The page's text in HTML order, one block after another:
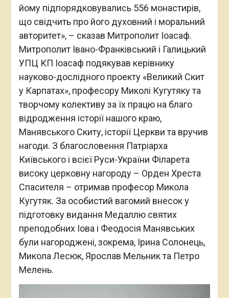
йому підпорядковувались 556 монастирів,
що свідчить про його духовний і моральний
авторитет», – сказав Митрополит Іоасаф.
Митрополит Івано-Франківський і Галицький
УПЦ КП Іоасаф подякував керівнику
науково-дослідного проекту «Великий Скит
у Карпатах», професору Миколі Кугутяку та
творчому колективу за їх працю на благо
відродження історії нашого краю,
Манявського Скиту, історії Церкви та вручив
нагоди. З благословення Патріарха
Київського і всієї Руси-України Філарета
високу церковну нагороду – Орден Хреста
Спасителя – отримав професор Микола
Кугутяк. За особистий вагомий внесок у
підготовку видання Медаллю святих
преподобних Іова і Феодосія Манявських
були нагороджені, зокрема, Ірина Солонець,
Микола Лесюк, Ярослав Мельник та Петро
Мелень.